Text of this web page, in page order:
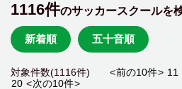
1116件のサッカースクールを
新着順 五十音順
対象件数(1116件) <前の10件> 11
20 <次の10件>